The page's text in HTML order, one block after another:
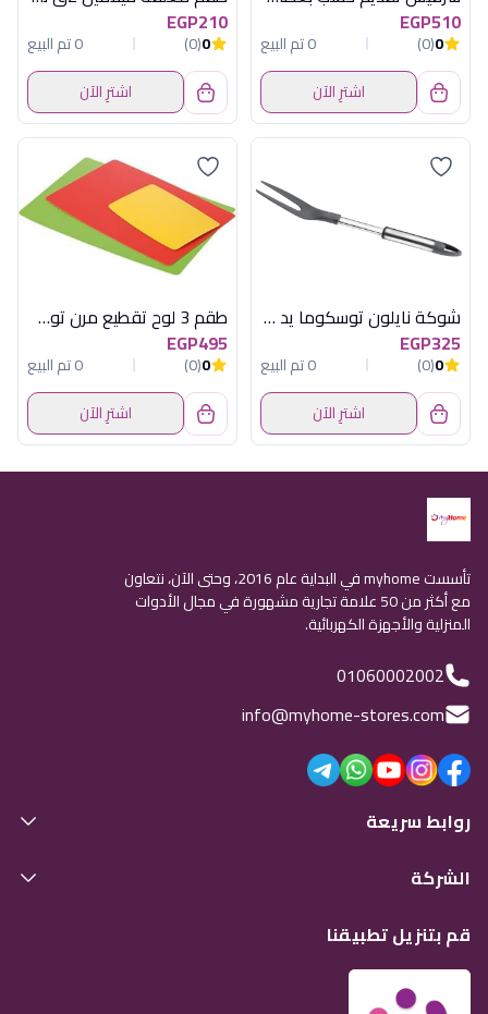
EGP510
0
(0)
0 تم البيع
اشترِ الآن
EGP210
0
(0)
0 تم البيع
اشترِ الآن
شوكة نايلون توسكوما يد استانلس
EGP325
0
(0)
0 تم البيع
اشترِ الآن
طقم 3 لوح تقطيع مرن توسكوما
EGP495
0
(0)
0 تم البيع
اشترِ الآن
تأسست myhome في البداية عام 2016، وحتى الآن، نتعاون
مع أكثر من 50 علامة تجارية مشهورة في مجال الأدوات
المنزلية والأجهزة الكهربائية.
01060002002
info@myhome-stores.com
روابط سريعة
الشركة
قم بتنزيل تطبيقنا